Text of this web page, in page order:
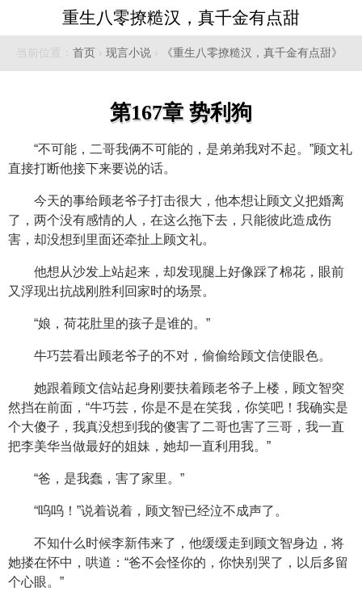
重生八零撩糙汉，真千金有点甜
当前位置： 首页 › 现言小说 › 《重生八零撩糙汉，真千金有点甜》
第167章 势利狗
“不可能，二哥我俩不可能的，是弟弟我对不起。”顾文礼
直接打断他接下来要说的话。
今天的事给顾老爷子打击很大，他本想让顾文义把婚离
了，两个没有感情的人，在这么拖下去，只能彼此造成伤
害，却没想到里面还牵扯上顾文礼。
他想从沙发上站起来，却发现腿上好像踩了棉花，眼前
又浮现出抗战刚胜利回家时的场景。
“娘，荷花肚里的孩子是谁的。”
牛巧芸看出顾老爷子的不对，偷偷给顾文信使眼色。
她跟着顾文信站起身刚要扶着顾老爷子上楼，顾文智突
然挡在前面，“牛巧芸，你是不是在笑我，你笑吧！我确实是
个大傻子，我真没想到我的傻害了二哥也害了三哥，我一直
把李美华当做最好的姐妹，她却一直利用我。”
“爸，是我蠢，害了家里。”
“呜呜！”说着说着，顾文智已经泣不成声了。
不知什么时候李新伟来了，他缓缓走到顾文智身边，将
她搂在怀中，哄道：“爸不会怪你的，你快别哭了，以后多留
个心眼。”